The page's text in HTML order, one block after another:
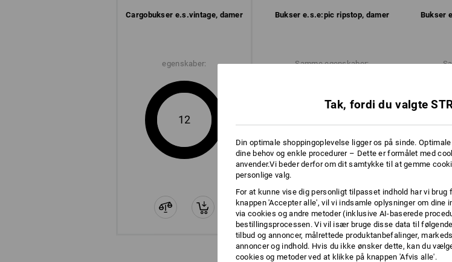
Cargo­bukser e.s.​vintage, damer
egenskaber:
12
Bukser e.s.​e:pic ripstop, damer Bukser
Samme egenskaber:
+9 yderligere egenskaber
Tak, fordi du valgte
Din optimale shoppingoplevelse ligger os på sinde.
dine behov og enkle procedurer – Dette er formålet med
anvender.Vi beder derfor om dit samtykke til at gemme
personlige valg.
For at kunne vise dig personligt tilpasset indhold har vi
knappen 'Accepter alle', vil vi indsamle oplysninger om dine
via cookies og andre metoder (inklusive AI-baserede
bestillingsprocessen. Vi vil især bruge disse data til
tilbud og annoncer, målrettede produktanbefalinger,
annoncer og indhold. Hvis du ikke ønsker dette, kan du
cookies og metoder ved at klikke på knappen 'Afvis alle'.